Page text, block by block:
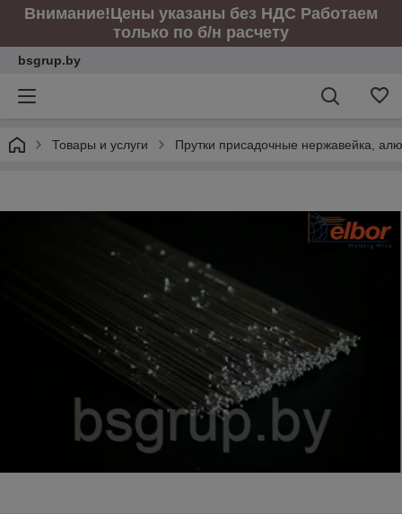
Внимание!Цены указаны без НДС Работаем
только по б/н расчету
bsgrup.by
Товары и услуги Прутки присадочные нержавейка,